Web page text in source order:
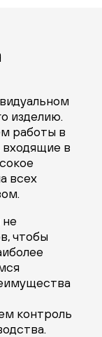
изделию.
работы в
входящие в
всех
чтобы
контроль